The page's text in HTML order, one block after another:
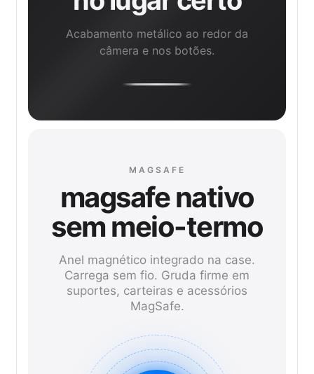
Acabamento metálico ao redor da
câmera e nos botões.
MAGSAFE
magsafe nativo
sem meio-termo
Anel magnético integrado na case.
Carrega sem fio. Gruda firme em
suportes, carteiras e acessórios
MagSafe.